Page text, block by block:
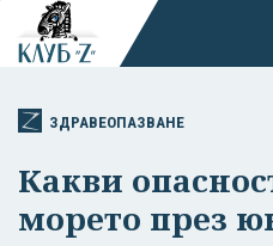
ЗДРАВЕОПАЗВАНЕ
Какви
морето през